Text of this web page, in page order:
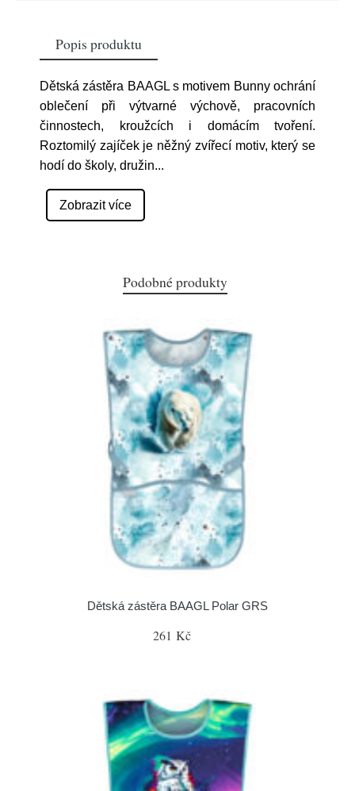
Popis produktu
Dětská zástěra BAAGL s motivem Bunny ochrání
oblečení při výtvarné výchově, pracovních
činnostech, kroužcích i domácím tvoření.
Roztomilý zajíček je něžný zvířecí motiv, který se
hodí do školy, družin...
Zobrazit více
Podobné produkty
Dětská zástěra BAAGL Polar GRS
261 Kč